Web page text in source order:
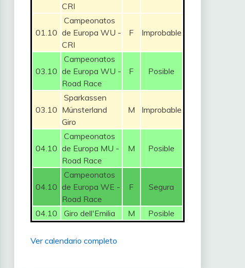
CRI
01.10
Campeonatos
de Europa WU -
CRI
F Improbable
03.10
Campeonatos
de Europa WU -
Road Race
F Posible
03.10
Sparkassen
Münsterland
Giro
M Improbable
04.10
Campeonatos
de Europa MU -
Road Race
M Posible
04.10
Campeonatos
de Europa WE -
Road Race
F Segura
04.10 Giro dell'Emilia M Posible
Ver calendario completo